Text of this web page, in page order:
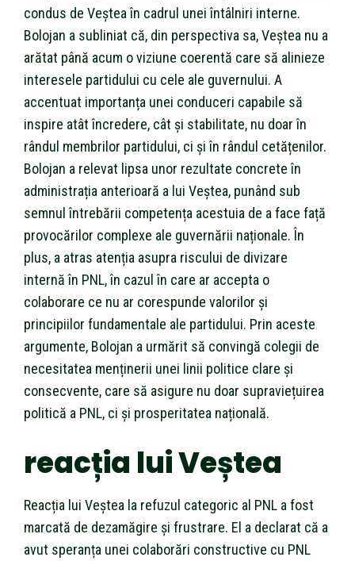
condus de Veștea în cadrul unei întâlniri interne.
Bolojan a subliniat că, din perspectiva sa, Veștea nu a
arătat până acum o viziune coerentă care să alinieze
interesele partidului cu cele ale guvernului. A
accentuat importanța unei conduceri capabile să
inspire atât încredere, cât și stabilitate, nu doar în
rândul membrilor partidului, ci și în rândul cetățenilor.
Bolojan a relevat lipsa unor rezultate concrete în
administrația anterioară a lui Veștea, punând sub
semnul întrebării competența acestuia de a face față
provocărilor complexe ale guvernării naționale. În
plus, a atras atenția asupra riscului de divizare
internă în PNL, în cazul în care ar accepta o
colaborare ce nu ar corespunde valorilor și
principiilor fundamentale ale partidului. Prin aceste
argumente, Bolojan a urmărit să convingă colegii de
necesitatea menținerii unei linii politice clare și
consecvente, care să asigure nu doar supraviețuirea
politică a PNL, ci și prosperitatea națională.
reacția lui Veștea
Reacția lui Veștea la refuzul categoric al PNL a fost
marcată de dezamăgire și frustrare. El a declarat că a
avut speranța unei colaborări constructive cu PNL